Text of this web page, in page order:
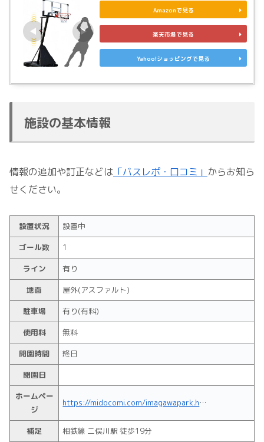
Amazonで見る
楽天市場で見る
Yahoo!ショッピングで見る
施設の基本情報
情報の追加や訂正などは 「バスレポ・口コミ」 からお知ら
せください。
設置状況
設置中
ゴール数
1
ライン
有り
地面
屋外(アスファルト)
駐車場
有り(有料)
使用料
無料
開園時間
終日
閉園日
ホームペー
ジ
https://midocomi.com/imagawapark.html
補足 相鉄線 二俣川駅 徒歩19分